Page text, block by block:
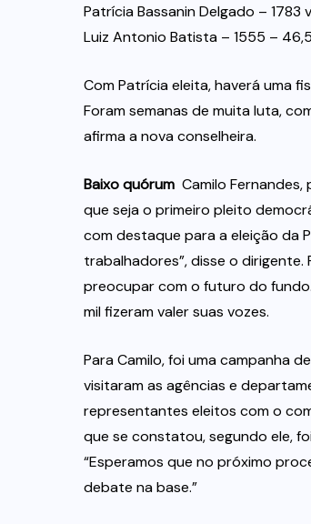
Patrícia Bassanin Delgado –
Luiz Antonio Batista – 1555 –
Com Patrícia eleita, haverá uma
Foram semanas de muita luta,
afirma a nova conselheira.
Baixo quórum  Camilo
que seja o primeiro pleito
com destaque para a eleição da
trabalhadores”, disse o
preocupar com o futuro do
mil fizeram valer suas vozes.
Para Camilo, foi uma campanha
visitaram as agências e
representantes eleitos com o
que se constatou, segundo ele,
“Esperamos que no próximo
debate na base.”